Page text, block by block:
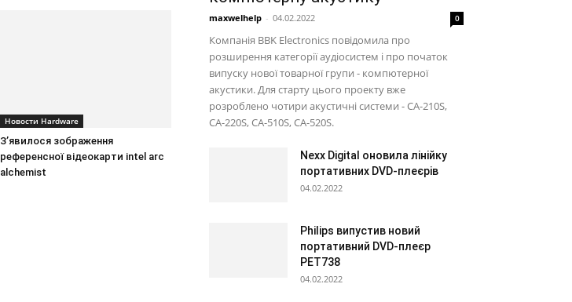
Новости Hardware
З’явилося зображення
референсної відеокарти intel arc
alchemist
maxwelhelp - 04.02.2022 0
Компанія BBK Electronics повідомила про
розширення категорії аудіосистем і про початок
випуску нової товарної групи - компютерної
акустики. Для старту цього проекту вже
розроблено чотири акустичні системи - CA-210S,
CA-220S, CA-510S, CA-520S.
Nexx Digital оновила лінійку
портативних DVD-плеєрів
04.02.2022
Philips випустив новий
портативний DVD-плеєр
PET738
04.02.2022